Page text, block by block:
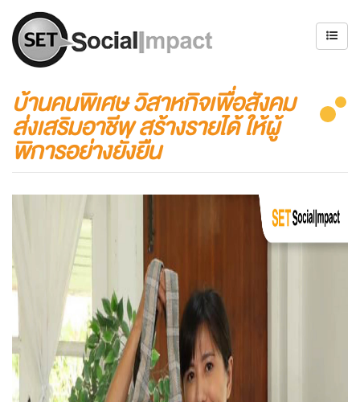
บ้านคนพิเศษ วิสาหกิจเพื่อสังคม
ส่งเสริมอาชีพ สร้างรายได้ ให้ผู้
พิการอย่างยั่งยืน